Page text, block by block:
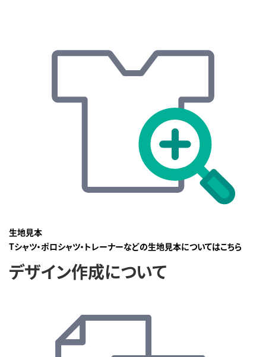
生地見本
Tシャツ・ポロシャツ・トレーナーなどの生地見本についてはこちら
デザイン作成について